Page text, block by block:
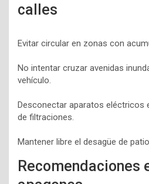
calles
Evitar circular en zonas con
No intentar cruzar avenidas
vehículo.
Desconectar aparatos eléctricos
de filtraciones.
Mantener libre el desagüe de
Recomendaciones